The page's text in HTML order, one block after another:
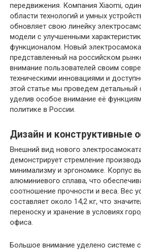
передвижения. Компания Xiaomi,
области технологий и умных
обновляет свою линейку
модели с улучшенными
функционалом. Новый
представленный на российском
внимание пользователей своим
техническими инновациями и
этой статье мы проведем детальный
уделив особое внимание её
политике в России.
Дизайн и конструктивные
Внешний вид нового
демонстрирует стремление
минимализму и эргономике. Корпус
алюминиевого сплава, что
соотношение прочности и веса. Вес
составляет около 14,2 кг, что
переноску и хранение в условиях
офиса.
Большое внимание уделено системе